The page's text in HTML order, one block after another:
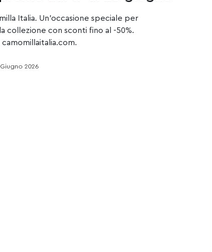
Italia. Un’occasione speciale per
collezione con sconti fino al -50%.
2026